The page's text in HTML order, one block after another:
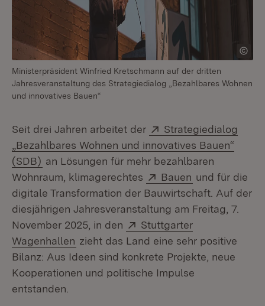
Ministerpräsident Winfried Kretschmann auf der dritten
Jahresveranstaltung des Strategiedialog „Bezahlbares Wohnen
und innovatives Bauen“
Seit drei Jahren arbeitet der Extern:
Strategiedialog
„Bezahlbares Wohnen und innovatives Bauen“
(SDB) (Öffnet in neuem Fenster)
an Lösungen für mehr bezahlbaren
Wohnraum, klimagerechtes
Extern:
Bauen (Öffnet in
und für die
digitale Transformation der Bauwirtschaft. Auf der
diesjährigen Jahresveranstaltung am Freitag, 7.
November 2025, in den
Extern:
Stuttgarter
Wagenhallen (Öffnet in neuem Fenster)
zieht das Land eine sehr positive
Bilanz: Aus Ideen sind konkrete Projekte, neue
Kooperationen und politische Impulse
entstanden.